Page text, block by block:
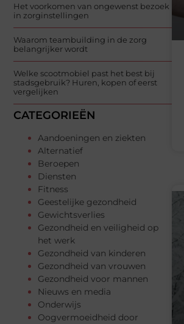
Het voorkomen van ongewenst bezoek
in zorginstellingen
Waarom teambuilding in de zorg
belangrijker wordt
Welke scootmobiel past het best bij
stadsgebruik? Huren, kopen of eerst
vergelijken
CATEGORIEËN
Aandoeningen en ziekten
Alternatief
Beroepen
Diensten
Fitness
Geestelijke gezondheid
Gewichtsverlies
Gezondheid en veiligheid op
het werk
Gezondheid van kinderen
Gezondheid van vrouwen
Gezondheid voor mannen
Nieuws en media
Onderwijs
Oogvermoeidheid door